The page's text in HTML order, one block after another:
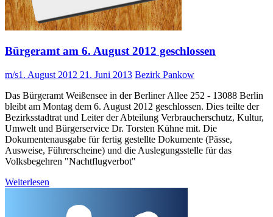
Bürgeramt am 6. August 2012 geschlossen
m/s1. August 2012 21. Juni 2013 Bezirk Pankow
Das Bürgeramt Weißensee in der Berliner Allee 252 - 13088 Berlin
bleibt am Montag dem 6. August 2012 geschlossen. Dies teilte der
Bezirksstadtrat und Leiter der Abteilung Verbraucherschutz, Kultur,
Umwelt und Bürgerservice Dr. Torsten Kühne mit. Die
Dokumentenausgabe für fertig gestellte Dokumente (Pässe,
Ausweise, Führerscheine) und die Auslegungsstelle für das
Volksbegehren "Nachtflugverbot"
Weiterlesen